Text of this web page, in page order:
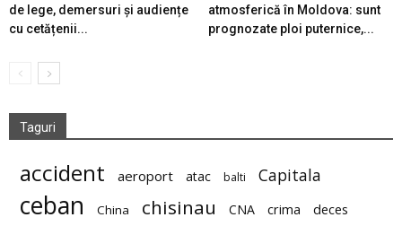
de lege, demersuri și audiențe
cu cetățenii...
atmosferică în Moldova: sunt
prognozate ploi puternice,...
Taguri
accident aeroport atac balti Capitala
ceban China chisinau CNA crima deces